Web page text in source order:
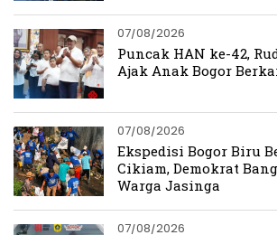
07/08/2026
Puncak HAN ke-42,
Ajak Anak Bogor
07/08/2026
Ekspedisi Bogor Biru
Cikiam, Demokrat
Warga Jasinga
07/08/2026